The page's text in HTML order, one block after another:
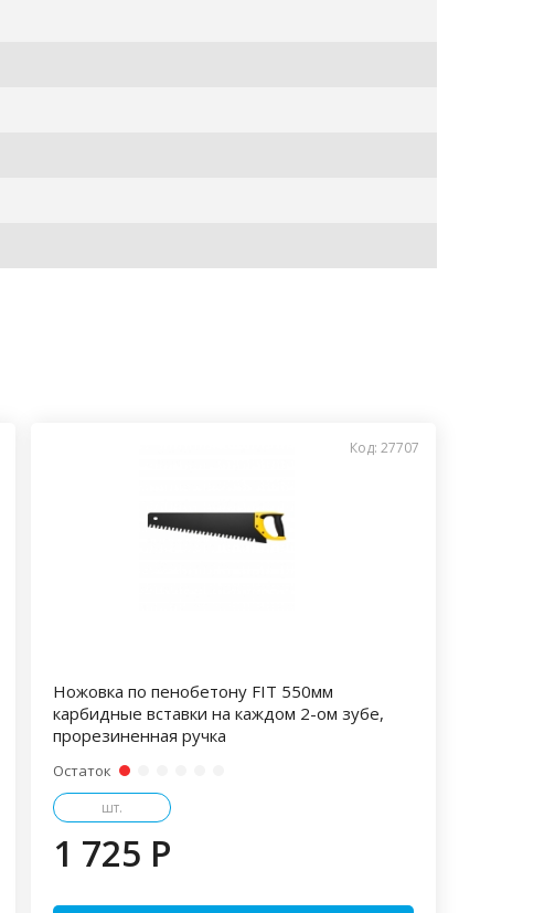
Код: 27707
Ножовка по пенобетону FIT 550мм
карбидные вставки на каждом 2-ом зубе,
прорезиненная ручка
Остаток
шт.
1 725 P